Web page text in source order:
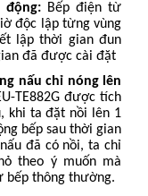
Bếp điện từ
độc lập từng vùng
lập thời gian đun
đã được cài đặt
nấu chỉ nóng lên
TE882G được tích
khi ta đặt nồi lên 1
bếp sau thời gian
đã có nồi, ta chỉ
theo ý muốn mà
bếp thông thường.